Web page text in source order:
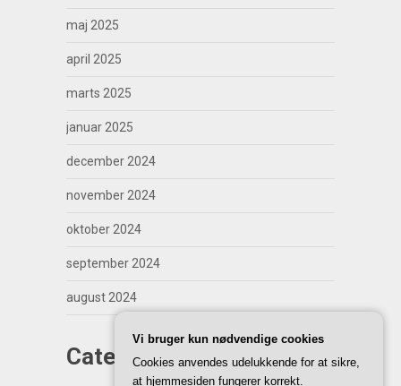
maj 2025
april 2025
marts 2025
januar 2025
december 2024
november 2024
oktober 2024
september 2024
august 2024
Categories
Vi bruger kun nødvendige cookies
Cookies anvendes udelukkende for at sikre,
at hjemmesiden fungerer korrekt.